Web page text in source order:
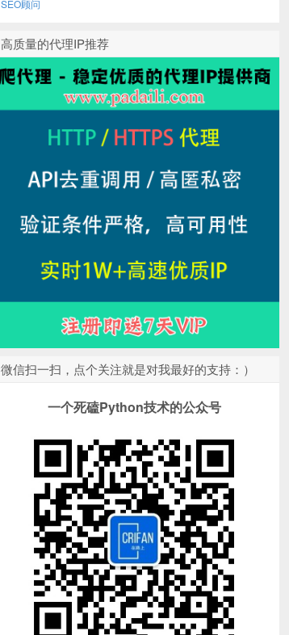
SEO顾问
高质量的代理IP推荐
微信扫一扫，点个关注就是对我最好的支持：）
一个死磕Python技术的公众号